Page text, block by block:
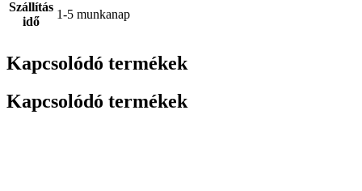
Szállítás
idő
1-5 munkanap
Kapcsolódó termékek
Kapcsolódó termékek